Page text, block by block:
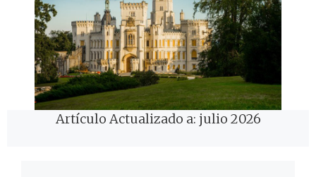
Artículo Actualizado a: julio 2026